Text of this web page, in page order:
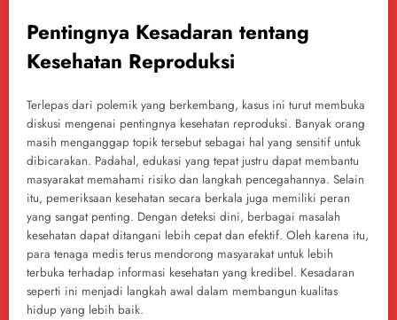
Pentingnya Kesadaran tentang
Kesehatan Reproduksi
Terlepas dari polemik yang berkembang, kasus ini turut membuka
diskusi mengenai pentingnya kesehatan reproduksi. Banyak orang
masih menganggap topik tersebut sebagai hal yang sensitif untuk
dibicarakan. Padahal, edukasi yang tepat justru dapat membantu
masyarakat memahami risiko dan langkah pencegahannya. Selain
itu, pemeriksaan kesehatan secara berkala juga memiliki peran
yang sangat penting. Dengan deteksi dini, berbagai masalah
kesehatan dapat ditangani lebih cepat dan efektif. Oleh karena itu,
para tenaga medis terus mendorong masyarakat untuk lebih
terbuka terhadap informasi kesehatan yang kredibel. Kesadaran
seperti ini menjadi langkah awal dalam membangun kualitas
hidup yang lebih baik.